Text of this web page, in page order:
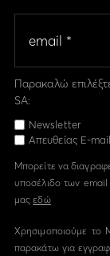
Παρακαλώ
SA:
Newsletter
Απευθείας E-mail
Μπορείτε να
υποσέλιδο των email
μαςεδώ
Χρησιμοποιούμε το
παρακάτω για